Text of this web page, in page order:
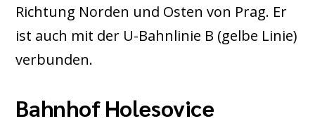
Richtung Norden und Osten von Prag. Er
ist auch mit der U-Bahnlinie B (gelbe Linie)
verbunden.
Bahnhof Holesovice